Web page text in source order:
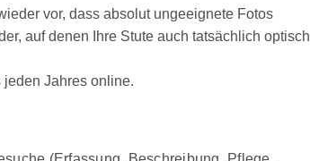
vor, dass absolut ungeeignete Fotos
auf denen Ihre Stute auch tatsächlich optisch
jeden Jahres online.